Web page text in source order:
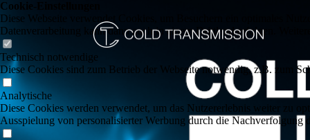
Cookie-Einstellungen
Diese Webseite verwendet Cookies, um Besuchern ein optimales
Datenverarbeitung kann dann auch in einem Drittland erfolgen.
Technisch notwendige
Diese Cookies sind zum Betrieb der Webseite notwendig, z.B. zum
Analytische
Diese Cookies werden verwendet, um das Nutzererlebnis weiter zu
Ausspielung von personalisierter Werbung durch die Nachverfolgung